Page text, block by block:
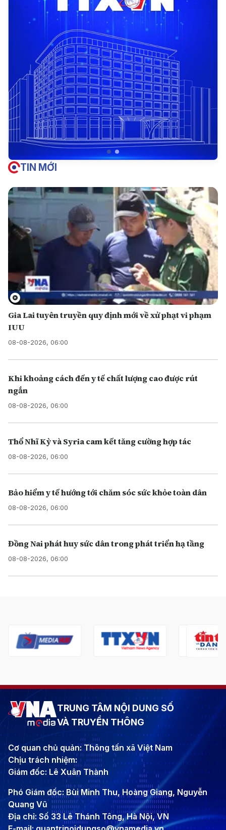
TIN MỚI
Gia Lai tuyên truyền quy định mới về xử phạt vi phạm
IUU
08-08-2026, 06:00
Khi khoảng cách đến y tế chất lượng cao được rút
ngắn
08-08-2026, 06:00
Thổ Nhĩ Kỳ và Syria cam kết tăng cường hợp tác
08-08-2026, 06:00
Bảo hiểm y tế hướng tới chăm sóc sức khỏe toàn dân
08-08-2026, 06:00
Đồng Nai phát huy sức dân trong phát triển hạ tầng
08-08-2026, 06:00
TRUNG TÂM NỘI DUNG SỐ
VÀ TRUYỀN THÔNG
Cơ quan chủ quản: Thông tấn xã Việt Nam
Chịu trách nhiệm:
Giám đốc: Lê Xuân Thành
Phó Giám đốc: Bùi Minh Thu, Hoàng Giang, Nguyễn
Quang Vũ
Địa chỉ: Số 33 Lê Thánh Tông, Hà Nội, VN